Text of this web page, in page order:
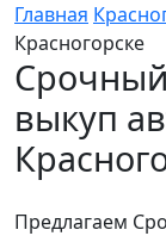
Главная
Красногорске
Срочный
выкуп
Предлагаем